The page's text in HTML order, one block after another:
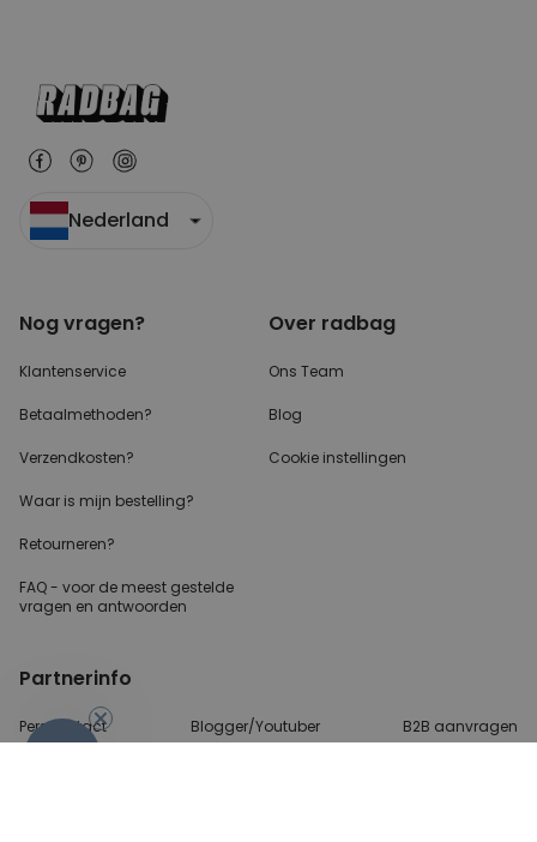
Nederland
Nog vragen?
Klantenservice
Betaalmethoden?
Verzendkosten?
Waar is mijn bestelling?
Retourneren?
FAQ - voor de meest gestelde
vragen en antwoorden
Over radbag
Ons Team
Blog
Cookie instellingen
Partnerinfo
Perscontact Blogger/Youtuber B2B aanvragen